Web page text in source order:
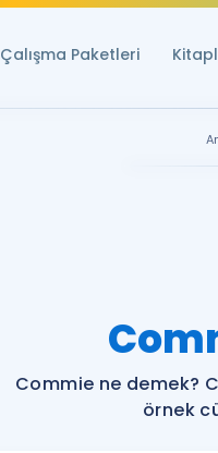
Çalışma Paketleri
Commie ne demek?
örnek